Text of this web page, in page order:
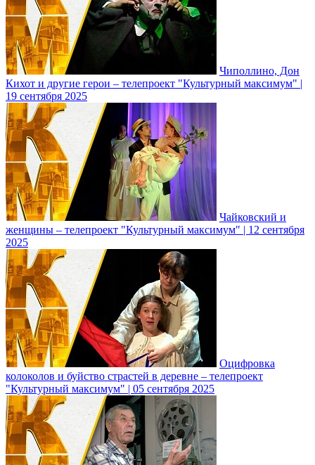
Чиполлино, Дон
Кихот и другие герои – телепроект "Культурный максимум" |
19 сентября 2025
Чайковский и
женщины – телепроект "Культурный максимум" | 12 сентября
2025
Оцифровка
колоколов и буйство страстей в деревне – телепроект
"Культурный максимум" | 05 сентября 2025